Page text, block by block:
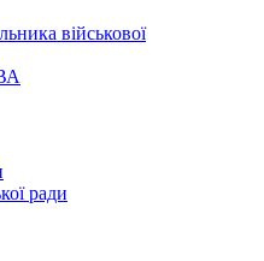
військової
ради